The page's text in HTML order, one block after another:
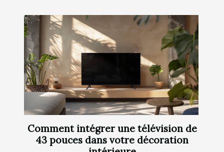
Comment intégrer une télévision de
43 pouces dans votre décoration